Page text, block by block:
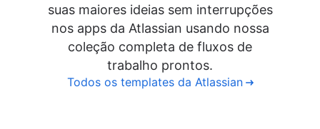
suas maiores ideias sem interrupções
nos apps da Atlassian usando nossa
coleção completa de fluxos de
trabalho prontos.
Todos os templates da Atlassian